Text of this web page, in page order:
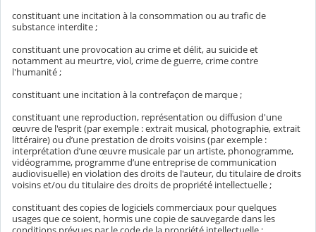
constituant une incitation à la consommation ou au trafic de
substance interdite ;
constituant une provocation au crime et délit, au suicide et
notamment au meurtre, viol, crime de guerre, crime contre
l'humanité ;
constituant une incitation à la contrefaçon de marque ;
constituant une reproduction, représentation ou diffusion d'une
œuvre de l'esprit (par exemple : extrait musical, photographie, extrait
littéraire) ou d’une prestation de droits voisins (par exemple :
interprétation d’une œuvre musicale par un artiste, phonogramme,
vidéogramme, programme d’une entreprise de communication
audiovisuelle) en violation des droits de l'auteur, du titulaire de droits
voisins et/ou du titulaire des droits de propriété intellectuelle ;
constituant des copies de logiciels commerciaux pour quelques
usages que ce soient, hormis une copie de sauvegarde dans les